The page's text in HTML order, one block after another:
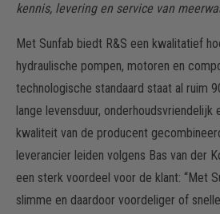
kennis, levering en service van
Met Sunfab biedt R&S een kwalitatief
hydraulische pompen, motoren en
technologische standaard staat al ruim
lange levensduur, onderhoudsvriendelijk
kwaliteit van de producent
leverancier leiden volgens Bas van der
een sterk voordeel voor de klant: “Met
slimme en daardoor voordeliger of